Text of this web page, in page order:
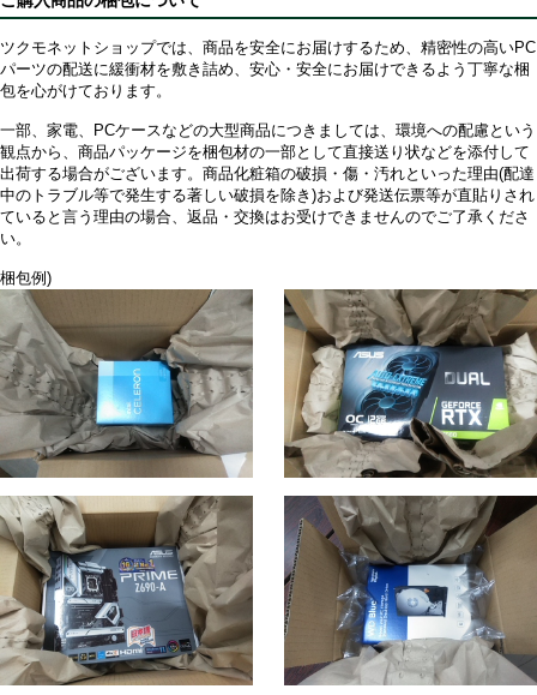
ツクモネットショップでは、商品を安全にお届けするため、精密性の高いPC
パーツの配送に緩衝材を敷き詰め、安心・安全にお届けできるよう丁寧な梱
包を心がけております。
一部、家電、PCケースなどの大型商品につきましては、環境への配慮という
観点から、商品パッケージを梱包材の一部として直接送り状などを添付して
出荷する場合がございます。商品化粧箱の破損・傷・汚れといった理由(配達
中のトラブル等で発生する著しい破損を除き)および発送伝票等が直貼りされ
ていると言う理由の場合、返品・交換はお受けできませんのでご了承くださ
い。
梱包例)